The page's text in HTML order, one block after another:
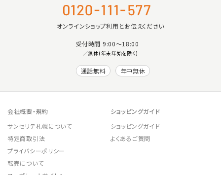
オンラインショップ利用とお伝えください
受付時間 9:00〜18:00
／無休(年末年始を除く)
通話無料 年中無休
会社概要・規約
サンセリテ札幌について
特定商取引法
プライバシーポリシー
転売について
ショッピングガイド
ショッピングガイド
よくあるご質問